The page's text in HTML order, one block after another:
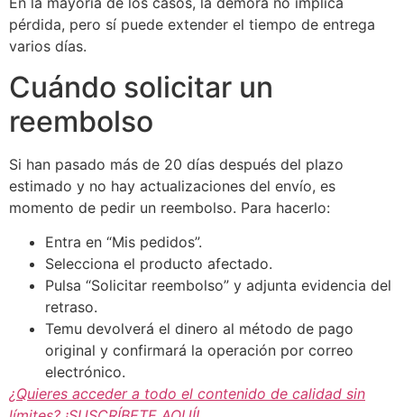
pérdida, pero sí puede extender el tiempo de entrega
varios días.
Cuándo solicitar un
reembolso
Si han pasado más de 20 días después del plazo
estimado y no hay actualizaciones del envío, es
momento de pedir un reembolso. Para hacerlo:
Entra en “Mis pedidos”.
Selecciona el producto afectado.
Pulsa “Solicitar reembolso” y adjunta evidencia del
retraso.
Temu devolverá el dinero al método de pago
original y confirmará la operación por correo
electrónico.
¿Quieres acceder a todo el contenido de calidad sin